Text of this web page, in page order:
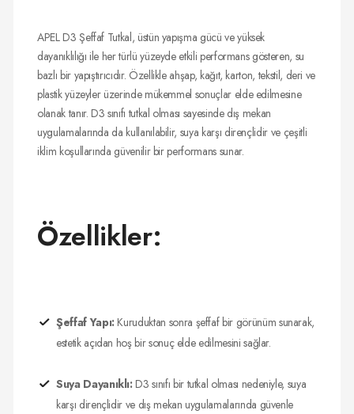
APEL D3 Şeffaf Tutkal, üstün yapışma gücü ve yüksek
dayanıklılığı ile her türlü yüzeyde etkili performans gösteren, su
bazlı bir yapıştırıcıdır. Özellikle ahşap, kağıt, karton, tekstil, deri ve
plastik yüzeyler üzerinde mükemmel sonuçlar elde edilmesine
olanak tanır. D3 sınıfı tutkal olması sayesinde dış mekan
uygulamalarında da kullanılabilir, suya karşı dirençlidir ve çeşitli
iklim koşullarında güvenilir bir performans sunar.
Özellikler:
Şeffaf Yapı: Kuruduktan sonra şeffaf bir görünüm sunarak,
estetik açıdan hoş bir sonuç elde edilmesini sağlar.
Suya Dayanıklı: D3 sınıfı bir tutkal olması nedeniyle, suya
karşı dirençlidir ve dış mekan uygulamalarında güvenle